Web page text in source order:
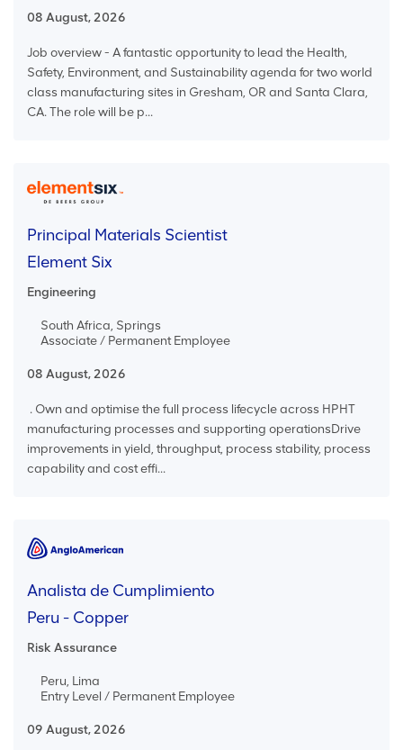
08 August, 2026
Job overview - A fantastic opportunity to lead the Health,
Safety, Environment, and Sustainability agenda for two world
class manufacturing sites in Gresham, OR and Santa Clara,
CA. The role will be p...
Principal Materials Scientist
Element Six
Engineering
South Africa, Springs
Associate / Permanent Employee
08 August, 2026
. Own and optimise the full process lifecycle across HPHT
manufacturing processes and supporting operationsDrive
improvements in yield, throughput, process stability, process
capability and cost effi...
Analista de Cumplimiento
Peru - Copper
Risk Assurance
Peru, Lima
Entry Level / Permanent Employee
09 August, 2026